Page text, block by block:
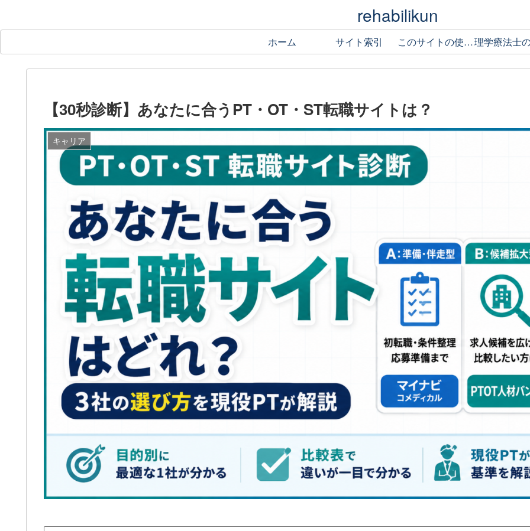
rehabilikun
ホーム サイト索引 このサイトの使い方
【30秒診断】あなたに合うPT・OT・ST転職サイトは？
キャリア